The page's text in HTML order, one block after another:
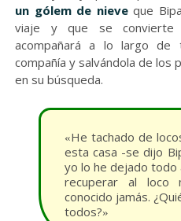
un gólem de nieveque
viaje y que se
acompañará a lo largo de
compañía y salvándola de los
en su búsqueda.
«He tachado de
esta casa -se dijo
yo lo he dejado
recuperar al loco
conocido jamás.
todos?»